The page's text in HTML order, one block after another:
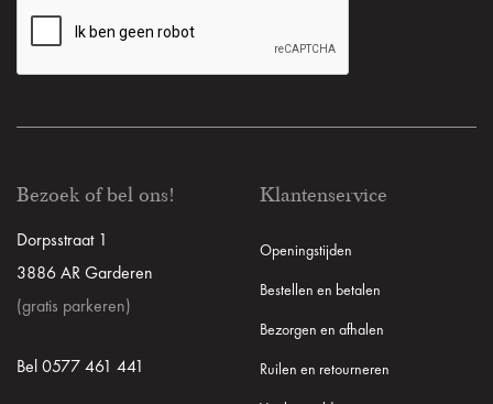
Bezoek of bel ons!
Dorpsstraat 1
3886 AR Garderen
(gratis parkeren)
Bel 0577 461 441
Klantenservice
Openingstijden
Bestellen en betalen
Bezorgen en afhalen
Ruilen en retourneren